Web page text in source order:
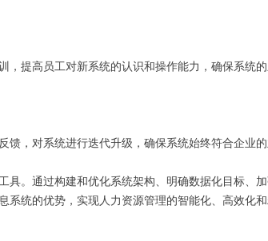
，提高员工对新系统的认识和操作能力，确保系统
馈，对系统进行迭代升级，确保系统始终符合企业
。通过构建和优化系统架构、明确数据化目标、
统的优势，实现人力资源管理的智能化、高效化